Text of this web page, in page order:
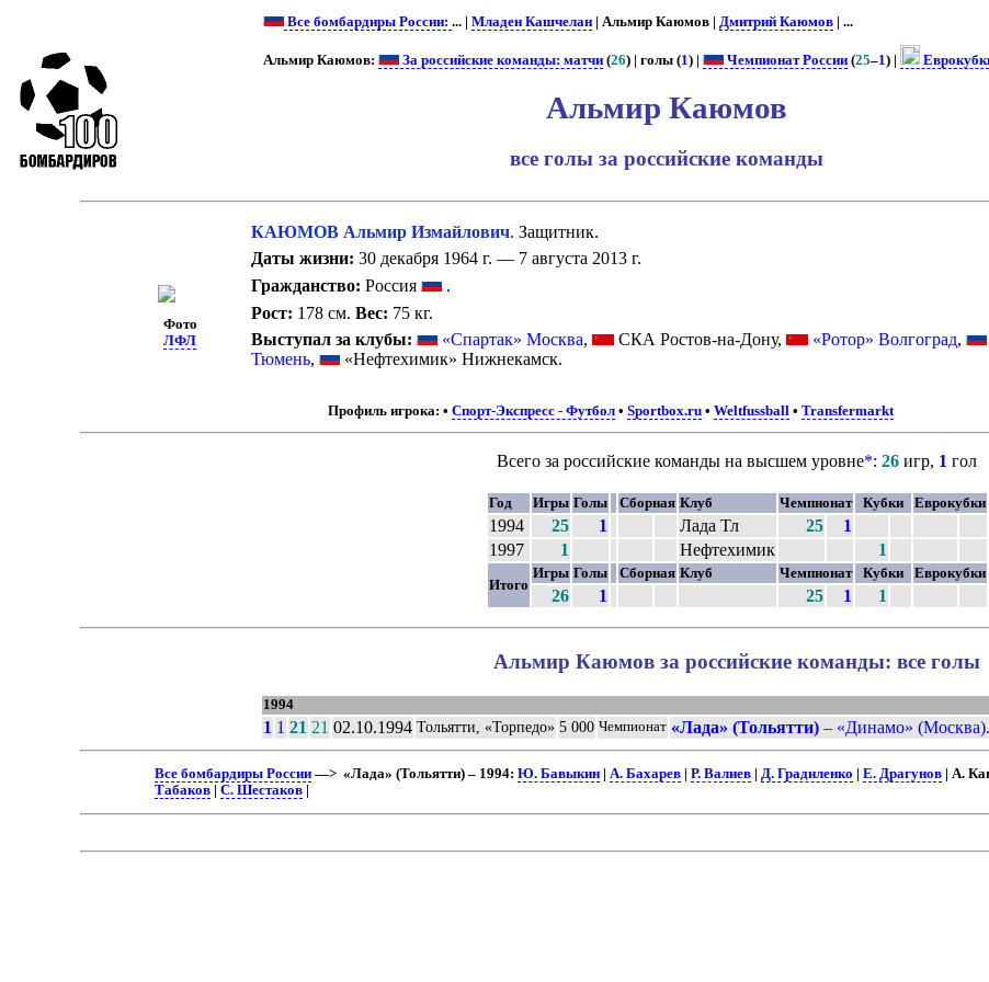
Все бомбардиры России: ... | Младен Кашчелан| Альмир Каюмов | Дмитрий Каюмов| ...
Альмир Каюмов: За российские команды: матчи(26) | голы (1) | Чемпионат России(25–1) |
Альмир Каюмов
все голы за российские команды
Фото
ЛФЛ
КАЮМОВ Альмир Измайлович. Защитник.
Даты жизни: 30 декабря 1964 г. — 7 августа 2013 г.
Гражданство: Россия
.
Рост: 178 см.Вес: 75 кг.
Выступал за клубы:
«Спартак» Москва, СКА Ростов-на-Дону, «Ротор» Волгоград,
Тюмень, «Нефтехимик» Нижнекамск.
Профиль игрока: •Спорт-Экспресс - Футбол •Sportbox.ru •Weltfussball •Transfermarkt
Всего за российские команды на высшем уровне*: 26 игр, 1 гол
Год Игры Голы Сборная Клуб Чемпионат Кубки Еврокубки
1994 25 1 Лада Тл 25
1
1997
1 Нефтехимик 1
Итого
Игры Голы Сборная Клуб Чемпионат Кубки Еврокубки
26 1 25 1 1
Альмир Каюмов за российские команды: все голы
1994
1 1 21 21 02.10.1994 Тольятти, «Торпедо» 5 000 Чемпионат «Лада» (Тольятти) – «Динамо»
Все бомбардиры России—> «Лада» (Тольятти) – 1994: Ю. Бавыкин| А. Бахарев| Р. Валиев| Д. Градиленко Е. Драгунов| А.
Табаков| С. Шестаков|